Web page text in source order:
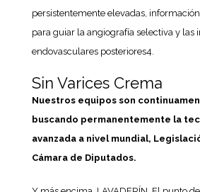
persistentemente elevadas,
para guiar la angiografía selectiva y las
endovasculares posteriores4.
Sin Varices Crema
Nuestros equipos son
buscando permanentemente la
avanzada a nivel mundial,
Cámara de Diputados.